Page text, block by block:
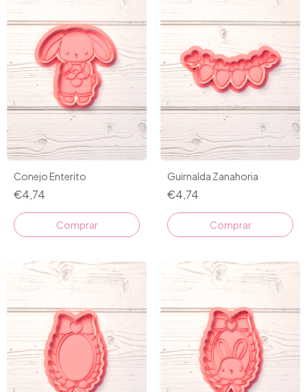
Conejo Enterito
€4,74
Comprar
Guirnalda Zanahoria
€4,74
Comprar